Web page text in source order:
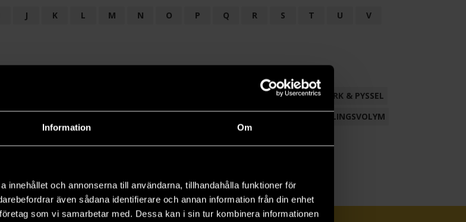
Information Om
innehållet och annonserna till användarna, tillhandahålla funktioner för
även sådana identifierare och annan information från din enhet
som vi samarbetar med. Dessa kan i sin tur kombinera informationen
J K L M N O P Q R S T U
V
FACKLITTERATUR
HANTVERK & PYSSEL
SAMLINGSVOLYM